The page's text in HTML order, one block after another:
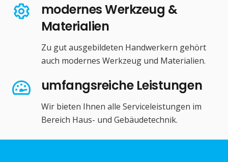
modernes Werkzeug &
Materialien
Zu gut ausgebildeten Handwerkern gehört
auch modernes Werkzeug und Materialien.
umfangsreiche Leistungen
Wir bieten Ihnen alle Serviceleistungen im
Bereich Haus- und Gebäudetechnik.